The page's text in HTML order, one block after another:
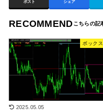
ポスト シェア
RECOMMEND
ボックス
2025.05.05